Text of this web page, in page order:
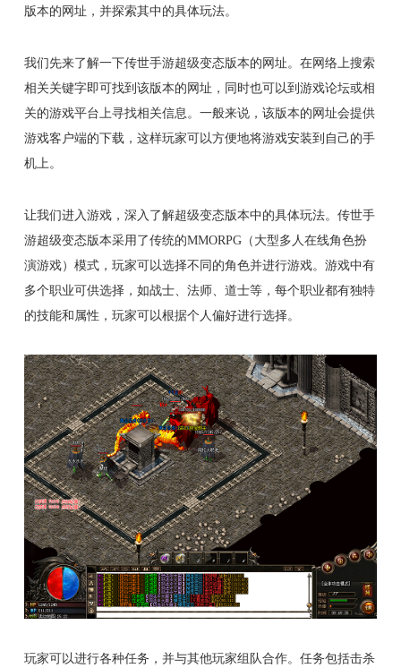
版本的网址，并探索其中的具体玩法。
我们先来了解一下传世手游超级变态版本的网址。在网络上搜索
相关关键字即可找到该版本的网址，同时也可以到游戏论坛或相
关的游戏平台上寻找相关信息。一般来说，该版本的网址会提供
游戏客户端的下载，这样玩家可以方便地将游戏安装到自己的手
机上。
让我们进入游戏，深入了解超级变态版本中的具体玩法。传世手
游超级变态版本采用了传统的MMORPG（大型多人在线角色扮
演游戏）模式，玩家可以选择不同的角色并进行游戏。游戏中有
多个职业可供选择，如战士、法师、道士等，每个职业都有独特
的技能和属性，玩家可以根据个人偏好进行选择。
玩家可以进行各种任务，并与其他玩家组队合作。任务包括击杀